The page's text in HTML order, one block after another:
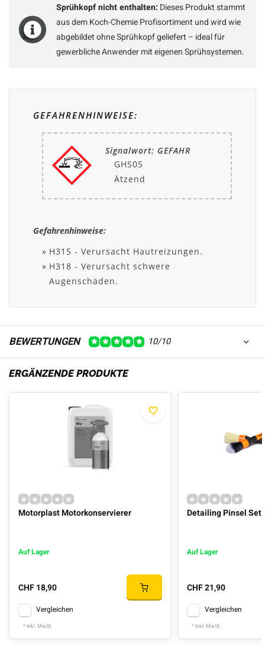
Sprühkopf nicht enthalten: Dieses Produkt stammt
aus dem Koch-Chemie Profisortiment und wird wie
abgebildet ohne Sprühkopf geliefert – ideal für
gewerbliche Anwender mit eigenen Sprühsystemen.
GEFAHRENHINWEISE:
Signalwort: GEFAHR
GHS05
Ätzend
Gefahrenhinweise:
H315 - Verursacht Hautreizungen.
H318 - Verursacht schwere
Augenschäden.
BEWERTUNGEN 10/10
ERGÄNZENDE PRODUKTE
Motorplast Motorkonservierer
Auf Lager
CHF 18,90
Vergleichen
* Inkl. MwSt.
Detailing Pinsel Set
Auf Lager
CHF 21,90
Vergleichen
* Inkl. MwSt.